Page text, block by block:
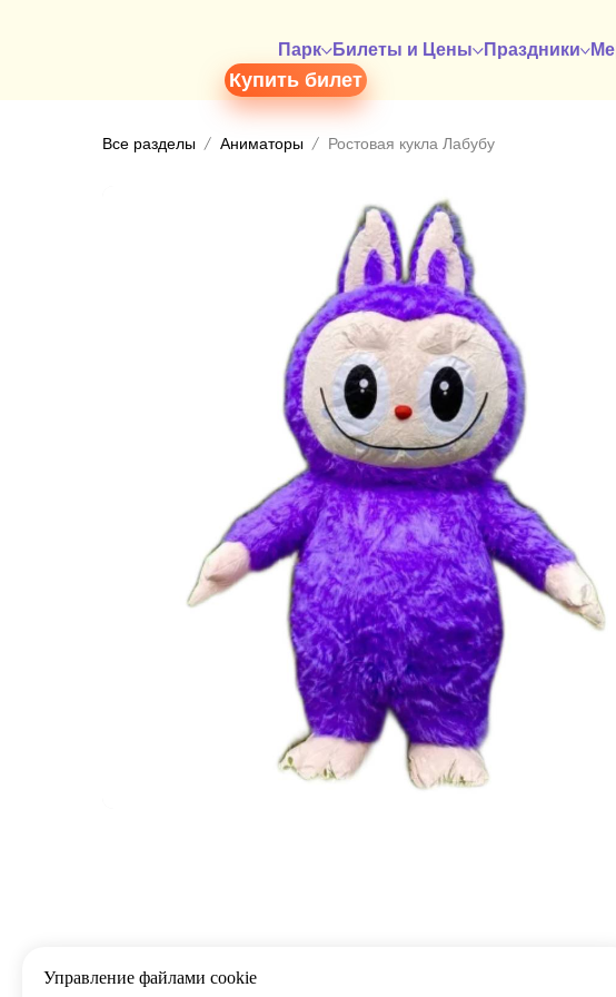
Парк Билеты и Цены Праздники
Купить билет
Все разделы Аниматоры Ростовая кукла Лабубу
Управление файлами cookie